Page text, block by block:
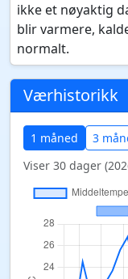
ikke et nøyaktig
blir varmere,
normalt.
Værhistorikk
1 måned 3
Viser 30 dager